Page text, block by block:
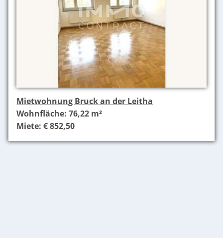
Mietwohnung Bruck an der Leitha
Wohnfläche: 76,22 m²
Miete: € 852,50